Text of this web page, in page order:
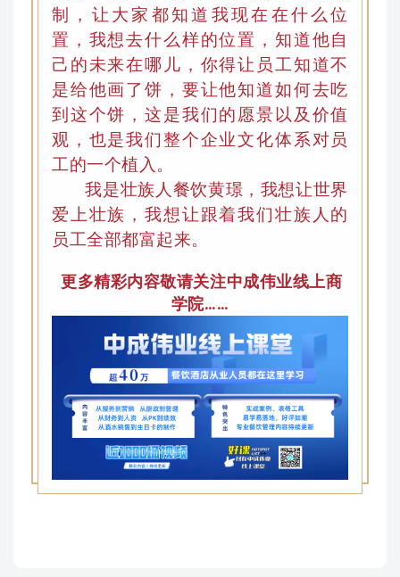
制
，让大家都知道我现在在什么位
置，我想去什么样的位置 ， 知道他自
己的未来在哪儿 ， 你得让员工知道不
是给他画了饼，要让他知道如何去吃
到这个饼 ，这是我们的愿景以及价值
观，也是我们整个企业文化体系对员
工的一个植入。
我是壮族人餐饮黄璟，我想让世界
爱上壮族，我想让跟着我们壮族人的
员工全部都富起来。
更多精彩内容敬请关注中成伟业线上商
学院……